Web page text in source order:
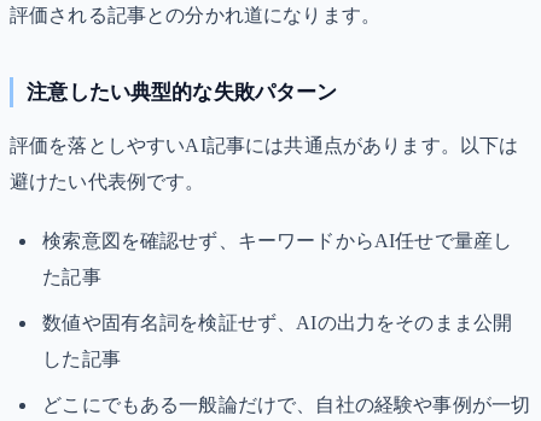
評価される記事との分かれ道になります。
注意したい典型的な失敗パターン
評価を落としやすいAI記事には共通点があります。以下は
避けたい代表例です。
検索意図を確認せず、キーワードからAI任せで量産し
た記事
数値や固有名詞を検証せず、AIの出力をそのまま公開
した記事
どこにでもある一般論だけで、自社の経験や事例が一切